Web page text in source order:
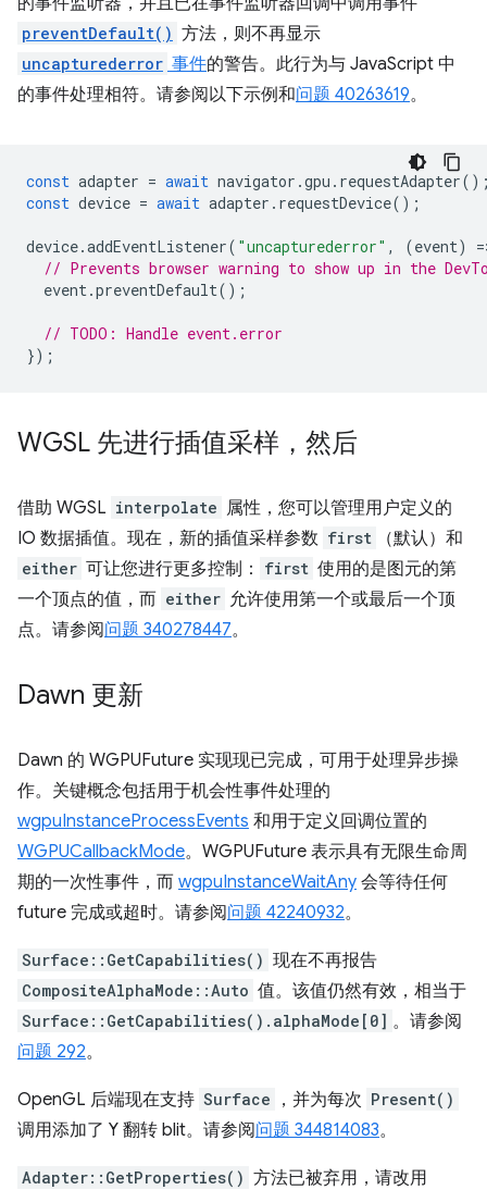
preventDefault() 方法，则不再显示
uncapturederror 事件的警告。此行为与 JavaScript 中
的事件处理相符。请参阅以下示例和问题 40263619。
const adapter = await navigator .gpu . requestAdapter
const device = await adapter . requestDevice();
device.addEventListener( "uncapturederror" , (event) =
// Prevents browser warning to show up in the
event.preventDefault();
// TODO: Handle event.error
});
WGSL 先进行插值采样，然后
借助 WGSL interpolate 属性，您可以管理用户定义的
IO 数据插值。现在，新的插值采样参数 first （默认）和
either 可让您进行更多控制： first 使用的是图元的第
一个顶点的值，而 either 允许使用第一个或最后一个顶
点。请参阅问题 340278447。
Dawn 更新
Dawn 的 WGPUFuture 实现现已完成，可用于处理异步操
作。关键概念包括用于机会性事件处理的
wgpuInstanceProcessEvents 和用于定义回调位置的
WGPUCallbackMode。WGPUFuture 表示具有无限生命周
期的一次性事件，而 wgpuInstanceWaitAny 会等待任何
future 完成或超时。请参阅问题 42240932。
Surface::GetCapabilities() 现在不再报告
CompositeAlphaMode::Auto 值。该值仍然有效，相当于
Surface::GetCapabilities().alphaMode[0] 。请参阅
问题 292。
OpenGL 后端现在支持 Surface ，并为每次 Present()
调用添加了 Y 翻转 blit。请参阅问题 344814083。
Adapter::GetProperties() 方法已被弃用，请改用